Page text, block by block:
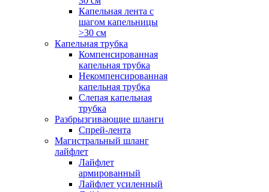
Капельная лента с
шагом капельницы
>30 см
Капельная трубка
Компенсированная
капельная трубка
Некомпенсированная
капельная трубка
Слепая капельная
трубка
Разбрызгивающие шланги
Спрей-лента
Магистральный шланг
лайфлет
Лайфлет
армированный
Лайфлет усиленный